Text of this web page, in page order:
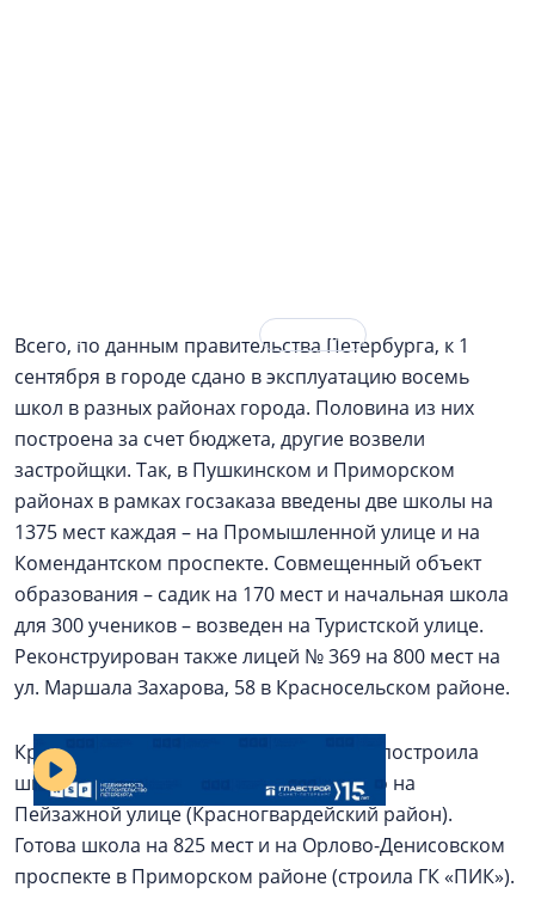
РЕКЛАМА
Всего, по данным правительства Петербурга, к 1
сентября в городе сдано в эксплуатацию восемь
школ в разных районах города. Половина из них
построена за счет бюджета, другие возвели
застройщки. Так, в Пушкинском и Приморском
районах в рамках госзаказа введены две школы на
1375 мест каждая – на Промышленной улице и на
Комендантском проспекте. Совмещенный объект
образования – садик на 170 мест и начальная школа
для 300 учеников – возведен на Туристской улице.
Реконструирован также лицей № 369 на 800 мест на
ул. Маршала Захарова, 58 в Красносельском районе.
Кроме того, «ЛСР. Недвижимость – СЗ» построила
школу для 1375 учеников в Полюстрово на
Пейзажной улице (Красногвардейский район).
Готова школа на 825 мест и на Орлово-Денисовском
проспекте в Приморском районе (строила ГК «ПИК»).